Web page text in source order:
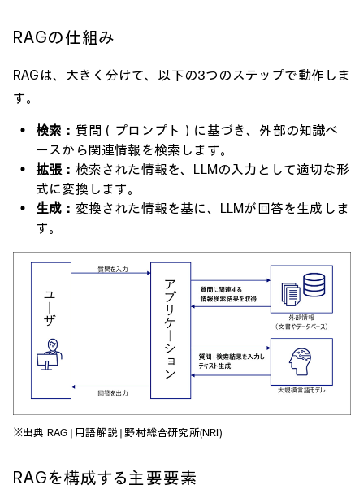
RAGの仕組み
RAGは、大きく分けて、以下の3つのステップで動作しま
す。
検索： 質問（プロンプト）に基づき、外部の知識ベ
ースから関連情報を検索します。
拡張： 検索された情報を、LLMの入力として適切な形
式に変換します。
生成： 変換された情報を基に、LLMが回答を生成しま
す。
※出典 RAG | 用語解説 | 野村総合研究所(NRI)
RAGを構成する主要要素